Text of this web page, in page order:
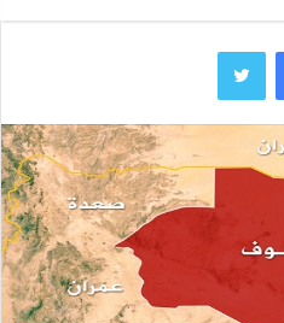
فيسبوك تويتر